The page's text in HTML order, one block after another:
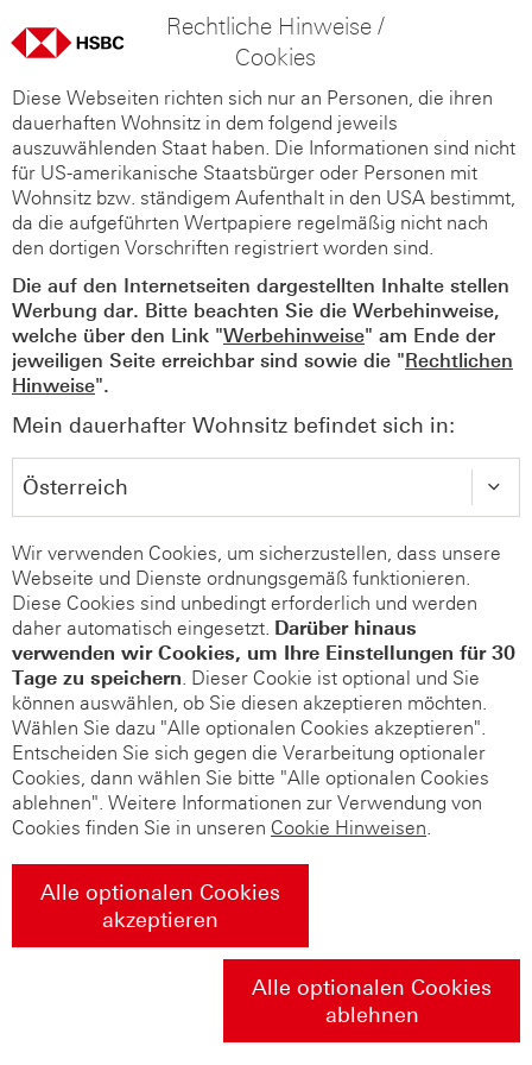
Rechtliche Hinweise /
Cookies
Diese Webseiten richten sich nur an Personen, die ihren
dauerhaften Wohnsitz in dem folgend jeweils
auszuwählenden Staat haben. Die Informationen sind nicht
für US-amerikanische Staatsbürger oder Personen mit
Wohnsitz bzw. ständigem Aufenthalt in den USA bestimmt,
da die aufgeführten Wertpapiere regelmäßig nicht nach
den dortigen Vorschriften registriert worden sind.
Die auf den Internetseiten dargestellten Inhalte stellen
Werbung dar. Bitte beachten Sie die Werbehinweise,
welche über den Link "Werbehinweise" am Ende der
jeweiligen Seite erreichbar sind sowie die "Rechtlichen
Hinweise".
Mein dauerhafter Wohnsitz befindet sich in:
Wir verwenden Cookies, um sicherzustellen, dass unsere
Webseite und Dienste ordnungsgemäß funktionieren.
Diese Cookies sind unbedingt erforderlich und werden
daher automatisch eingesetzt. Darüber hinaus
verwenden wir Cookies, um Ihre Einstellungen für 30
Tage zu speichern. Dieser Cookie ist optional und Sie
können auswählen, ob Sie diesen akzeptieren möchten.
Wählen Sie dazu "Alle optionalen Cookies akzeptieren".
Entscheiden Sie sich gegen die Verarbeitung optionaler
Cookies, dann wählen Sie bitte "Alle optionalen Cookies
ablehnen". Weitere Informationen zur Verwendung von
Cookies finden Sie in unseren Cookie Hinweisen.
Alle optionalen Cookies
akzeptieren
Alle optionalen Cookies
ablehnen